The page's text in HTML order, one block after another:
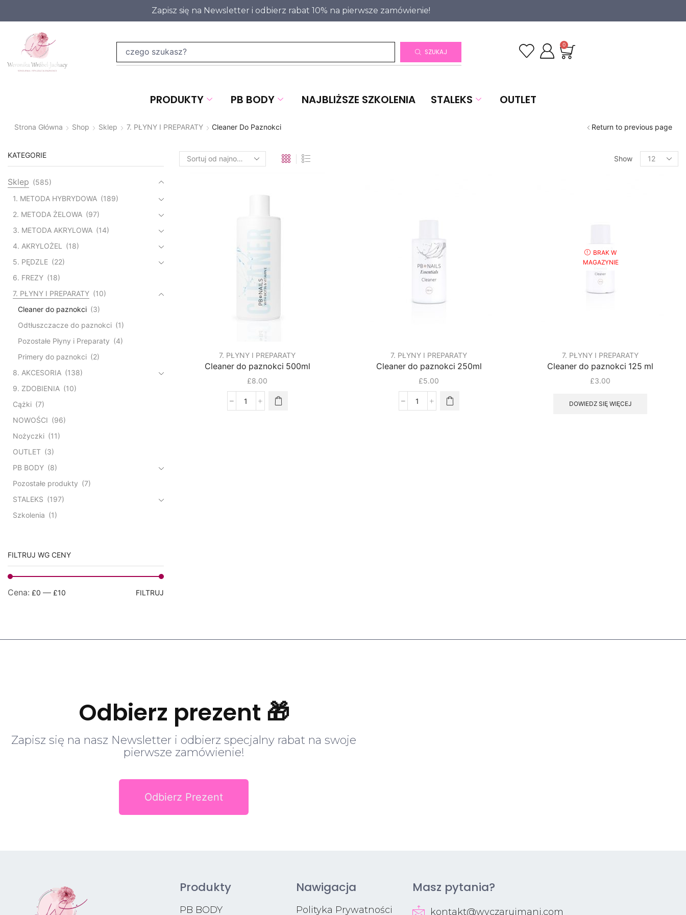
Zapisz się na Newsletter i odbierz rabat 10% na pierwsze zamówienie!
SZUKAJ
0
PRODUKTY PB BODY NAJBLIŻSZE SZKOLENIA STALEKS OUTLET
Strona Główna Shop Sklep 7. PŁYNY I PREPARATY Cleaner Do Paznokci Return to previous page
Show
7. PŁYNY I PREPARATY
Cleaner do paznokci 500ml
£8.00
7. PŁYNY I PREPARATY
Cleaner do paznokci 250ml
£5.00
BRAK W
MAGAZYNIE
7. PŁYNY I PREPARATY
Cleaner do paznokci 125 ml
£3.00
DOWIEDZ SIĘ WIĘCEJ
KATEGORIE
Sklep (585)
1. METODA HYBRYDOWA (189)
2. METODA ŻELOWA (97)
3. METODA AKRYLOWA (14)
4. AKRYLOŻEL
(18)
5. PĘDZLE (22)
6. FREZY (18)
7. PŁYNY I PREPARATY (10)
Cleaner do paznokci (3)
Odtłuszczacze do paznokci (1)
Pozostałe Płyny i Preparaty (4)
Primery do paznokci (2)
8. AKCESORIA (138)
9. ZDOBIENIA (10)
Cążki (7)
NOWOŚCI (96)
Nożyczki (11)
OUTLET (3)
PB BODY (8)
Pozostałe produkty (7)
STALEKS (197)
Szkolenia (1)
FILTRUJ WG CENY
FILTRUJ
Cena: £0 — £10
Odbierz prezent 🎁
Zapisz się na nasz Newsletter i odbierz specjalny rabat na swoje
pierwsze zamówienie!
Odbierz Prezent
Produkty
PB BODY
Nawigacja
Polityka Prywatności
Masz pytania?
kontakt@wyczarujmani.com